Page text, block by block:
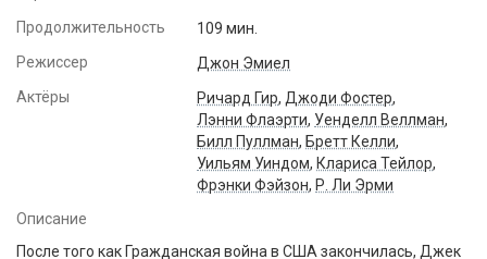
Продолжительность
109 мин.
Режиссер
Джон Эмиел
Актёры
Ричард Гир, Джоди Фостер,
Лэнни Флаэрти, Уенделл Веллман,
Билл Пуллман, Бретт Келли,
Уильям Уиндом, Клариса Тейлор,
Фрэнки Фэйзон, Р. Ли Эрми
Описание
После того как Гражданская война в США закончилась, Джек